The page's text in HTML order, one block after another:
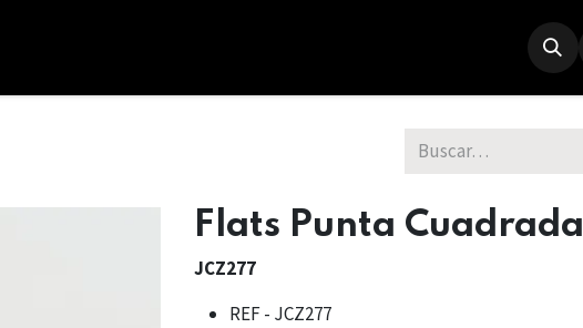
Flats Punta Cuadrada
JCZ277
REF - JCZ277